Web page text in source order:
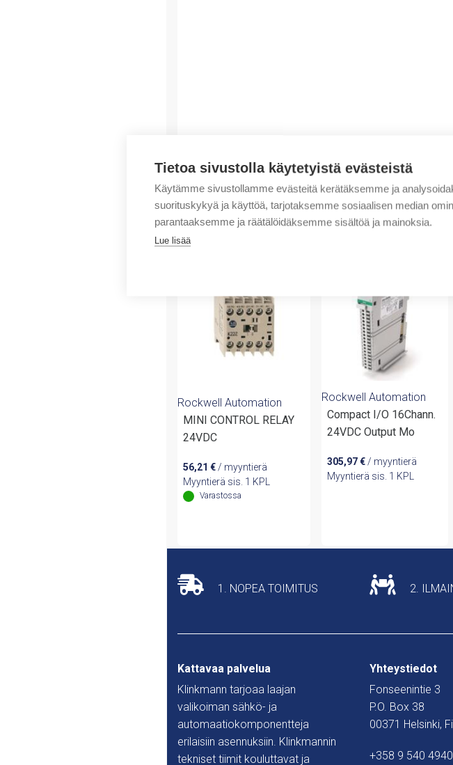
Tietoa sivustolla käytetyistä evästeistä
Käytämme sivustollamme evästeitä kerätäksemme ja
suorituskykyä ja käyttöä, tarjotaksemme sosiaalisen median
parantaaksemme ja räätälöidäksemme sisältöä ja mainoksia.
Lue lisääTuotteita samalta valmistajalta
Rockwell Automation
MINI CONTROL RELAY
24VDC
56,21 € / myyntierä
Myyntierä sis. 1 KPL
Varastossa
Rockwell Automation
Compact I/O 16Chann.
24VDC Output Mo
305,97€/ myyntierä
Myyntierä sis. 1 KPL
1. NOPEA TOIMITUS 2.
Kattavaa palvelua
Klinkmann tarjoaa laajan
valikoiman sähkö- ja
automaatiokomponentteja
erilaisiin asennuksiin. Klinkmannin
tekniset tiimit kouluttavat ja
Yhteystiedot
Fonseenintie 3
P.O. Box 38
00371 Helsinki,
+358 9 540 4940